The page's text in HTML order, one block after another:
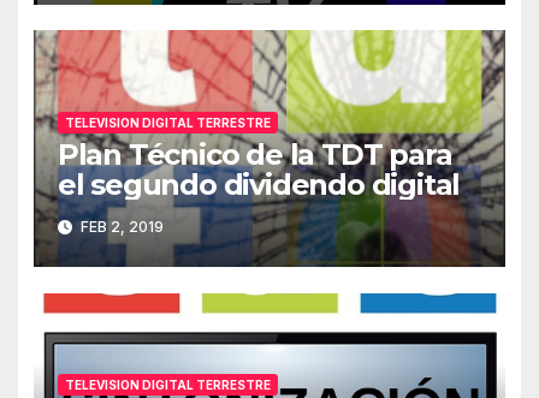
TELEVISION DIGITAL TERRESTRE
Plan Técnico de la TDT para
el segundo dividendo digital
FEB 2, 2019
TELEVISION DIGITAL TERRESTRE